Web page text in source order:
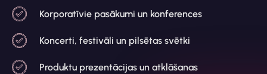
Korporatīvie pasākumi un konferences
Koncerti, festivāli un pilsētas svētki
Produktu prezentācijas un atklāšanas